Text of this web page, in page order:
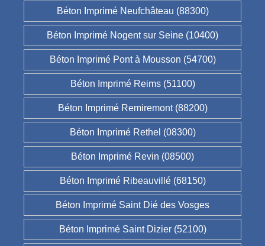
Béton Imprimé Neufchâteau (88300)
Béton Imprimé Nogent sur Seine (10400)
Béton Imprimé Pont à Mousson (54700)
Béton Imprimé Reims (51100)
Béton Imprimé Remiremont (88200)
Béton Imprimé Rethel (08300)
Béton Imprimé Revin (08500)
Béton Imprimé Ribeauvillé (68150)
Béton Imprimé Saint Dié des Vosges
Béton Imprimé Saint Dizier (52100)